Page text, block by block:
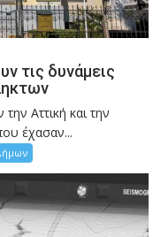
τις δυνάμεις
Αττική και την
έχασαν...